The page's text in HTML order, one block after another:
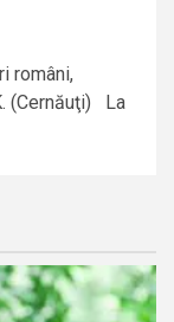
români,
(Cernăuţi) La